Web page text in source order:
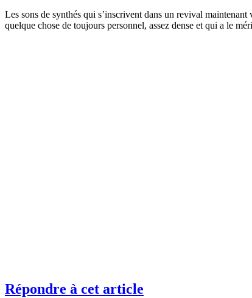
Les sons de synthés qui s’inscrivent dans un revival
quelque chose de toujours personnel, assez dense et qui a le
Répondre à cet article